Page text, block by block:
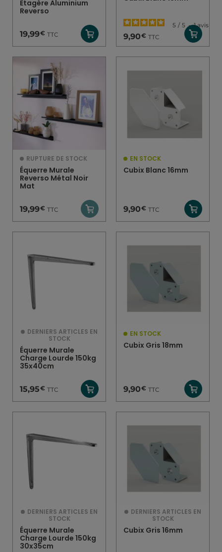
Etagère Aluminium
Reverso
19,99€ TTC
5 / 5 - 1avis
9,90€ TTC
RUPTURE DE STOCK
Équerre Murale
Reverso Métal Noir
Mat
19,99€ TTC
EN STOCK
Cubix Blanc 16mm
9,90€ TTC
DERNIERS ARTICLES EN
STOCK
Équerre Murale
Charge Lourde 150kg
35x40cm
15,95€ TTC
EN STOCK
Cubix Gris 18mm
9,90€ TTC
DERNIERS ARTICLES EN
STOCK
Équerre Murale
Charge Lourde 150kg
30x35cm
DERNIERS ARTICLES EN
STOCK
Cubix Gris 16mm